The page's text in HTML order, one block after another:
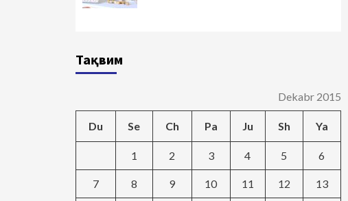
Тақвим
Dekabr 2015
Du Se Ch Pa Ju Sh Ya
1 2 3 4 5 6
7 8 9 10 11 12 13